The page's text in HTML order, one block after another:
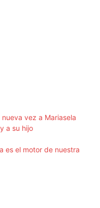
nueva vez a Mariasela
a su hijo
es el motor de nuestra